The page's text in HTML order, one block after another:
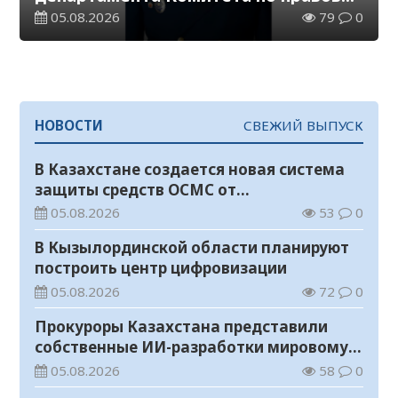
статистике и специальным учетам
по Кызылординской области
05.08.2026 79 0
НОВОСТИ СВЕЖИЙ ВЫПУСК
В Казахстане создается новая система
защиты средств ОСМС от
необоснованных выплат
05.08.2026 53 0
В Кызылординской области планируют
построить центр цифровизации
05.08.2026 72 0
Прокуроры Казахстана представили
собственные ИИ-разработки мировому
эксперту Кай-Фу Ли
05.08.2026 58 0